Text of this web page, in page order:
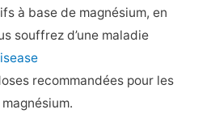
à base de magnésium, en
souffrez d’une maladie
recommandées pour les